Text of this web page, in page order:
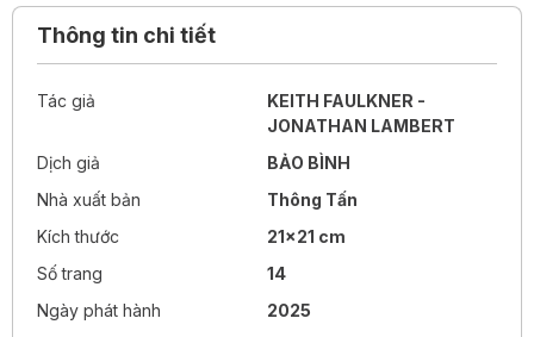
Thông tin chi tiết
Tác giả
KEITH FAULKNER -
JONATHAN LAMBERT
Dịch giả
BẢO BÌNH
Nhà xuất bản
Thông Tấn
Kích thước
21x21 cm
Số trang
14
Ngày phát hành
2025